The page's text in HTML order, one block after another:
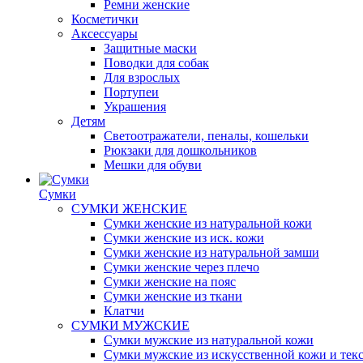
Ремни женские
Косметички
Аксессуары
Защитные маски
Поводки для собак
Для взрослых
Портупеи
Украшения
Детям
Светоотражатели, пеналы, кошельки
Рюкзаки для дошкольников
Мешки для обуви
Сумки
СУМКИ ЖЕНСКИЕ
Сумки женские из натуральной кожи
Сумки женские из иск. кожи
Сумки женские из натуральной замши
Сумки женские через плечо
Сумки женские на пояс
Сумки женские из ткани
Клатчи
СУМКИ МУЖСКИЕ
Сумки мужские из натуральной кожи
Сумки мужские из искусственной кожи и